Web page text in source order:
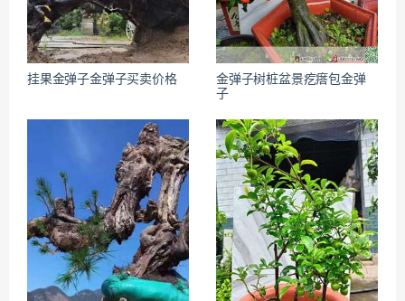
挂果金弹子金弹子买卖价格
金弹子树桩盆景疙瘩包金弹
子